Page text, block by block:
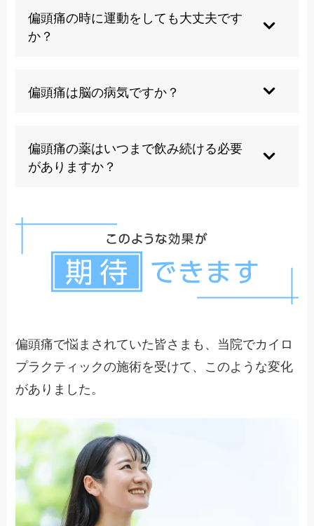
症状が軽減することがありますが、個人差が大き
く一概には言えません。
偏頭痛の時に運動をしても大丈夫です
か？
性があるため避けるべきです。普段は適度な有酸
素運動が予防に効果的です。
偏頭痛は脳の病気ですか？
すが、脳腫瘍などの器質的な病気ではありませ
ん。
偏頭痛の薬はいつまで飲み続ける必要
がありますか？
改善が図れれば薬への依存を減らしていくことが
偏頭痛で悩まされていた皆さまも、当院でカイロ
プラクティックの施術を受けて、このような変化
がありました。